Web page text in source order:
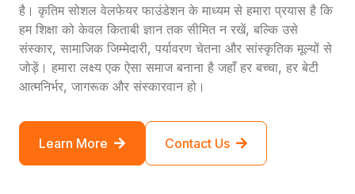
है। कृतिम सोशल वेलफेयर फाउंडेशन के माध्यम से हमारा प्रयास है कि
हम शिक्षा को केवल किताबी ज्ञान तक सीमित न रखें, बल्कि उसे
संस्कार, सामाजिक जिम्मेदारी, पर्यावरण चेतना और सांस्कृतिक मूल्यों से
जोड़ें। हमारा लक्ष्य एक ऐसा समाज बनाना है जहाँ हर बच्चा, हर बेटी
आत्मनिर्भर, जागरूक और संस्कारवान हो।
Learn More Contact Us